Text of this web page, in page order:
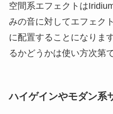
空間系エフェクトは
みの音に対してエフェク
に配置することになりま
るかどうかは使い方次第で
ハイゲインやモダン系